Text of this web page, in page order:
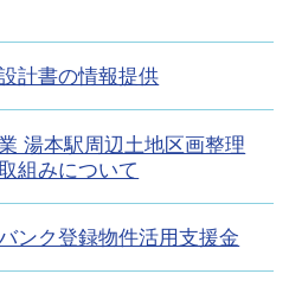
計書の情報提供
湯本駅周辺土地区画整理
組みについて
ンク登録物件活用支援金